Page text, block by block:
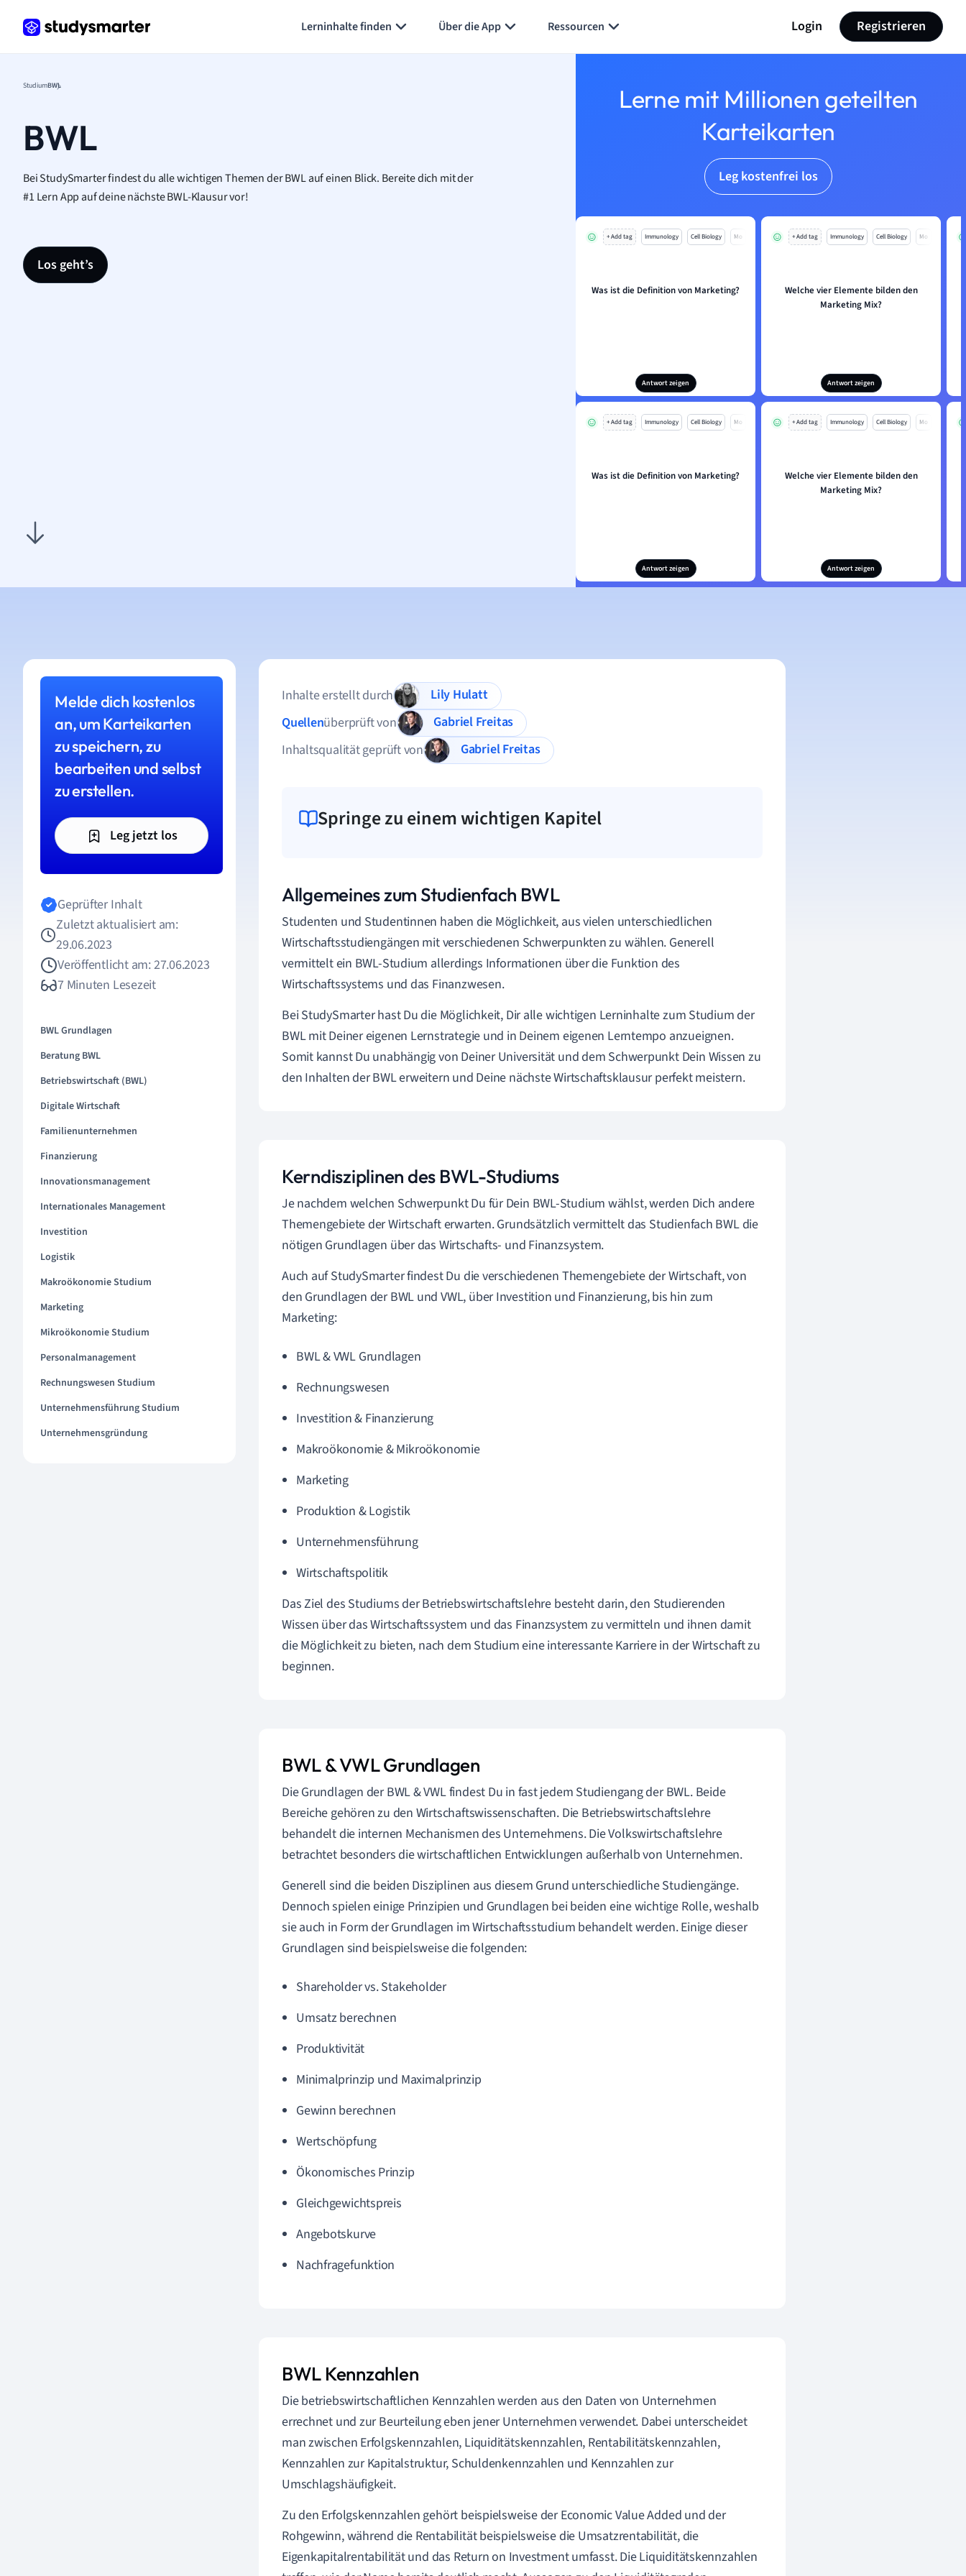
Lerninhalte finden Über die App Ressourcen Login Registrieren
StudiumBWL
BWL
Bei StudySmarter findest du alle wichtigen Themen der BWL auf einen Blick. Bereite dich mit der
#1 Lern App auf deine nächste BWL-Klausur vor!
Los geht’s
Lerne mit Millionen geteilten
Karteikarten
Leg kostenfrei los
+ Add tag Immunology Cell Biology Mo
Was ist die Definition von Marketing?
Antwort zeigen
+ Add tag Immunology Cell Biology Mo
Welche vier Elemente bilden den
Marketing Mix?
Antwort zeigen
+ Add tag Immunology Cell Biology Mo
Was ist die Definition von Marketing?
Antwort zeigen
+ Add tag Immunology Cell Biology Mo
Welche vier Elemente bilden den
Marketing Mix?
Antwort zeigen
Melde dich kostenlos
an, um Karteikarten
zu speichern, zu
bearbeiten und selbst
zu erstellen.
Leg jetzt los
Geprüfter Inhalt
Zuletzt aktualisiert am:
29.06.2023
Veröffentlicht am: 27.06.2023
7 Minuten Lesezeit
BWL Grundlagen
Beratung BWL
Betriebswirtschaft (BWL)
Digitale Wirtschaft
Familienunternehmen
Finanzierung
Innovationsmanagement
Internationales Management
Investition
Logistik
Makroökonomie Studium
Marketing
Mikroökonomie Studium
Personalmanagement
Rechnungswesen Studium
Unternehmensführung Studium
Unternehmensgründung
Inhalte erstellt durch
Lily Hulatt
Quellenüberprüft von
Gabriel Freitas
Inhaltsqualität geprüft von
Gabriel Freitas
Springe zu einem wichtigen Kapitel
Allgemeines zum Studienfach BWL
Studenten und Studentinnen haben die Möglichkeit, aus vielen unterschiedlichen
Wirtschaftsstudiengängen mit verschiedenen Schwerpunkten zu wählen. Generell
vermittelt ein BWL-Studium allerdings Informationen über die Funktion des
Wirtschaftssystems und das Finanzwesen.
Bei StudySmarter hast Du die Möglichkeit, Dir alle wichtigen Lerninhalte zum Studium der
BWL mit Deiner eigenen Lernstrategie und in Deinem eigenen Lerntempo anzueignen.
Somit kannst Du unabhängig von Deiner Universität und dem Schwerpunkt Dein Wissen zu
den Inhalten der BWL erweitern und Deine nächste Wirtschaftsklausur perfekt meistern.
Kerndisziplinen des BWL-Studiums
Je nachdem welchen Schwerpunkt Du für Dein BWL-Studium wählst, werden Dich andere
Themengebiete der Wirtschaft erwarten. Grundsätzlich vermittelt das Studienfach BWL die
nötigen Grundlagen über das Wirtschafts- und Finanzsystem.
Auch auf StudySmarter findest Du die verschiedenen Themengebiete der Wirtschaft, von
den Grundlagen der BWL und VWL, über Investition und Finanzierung, bis hin zum
Marketing:
BWL & VWL Grundlagen
Rechnungswesen
Investition & Finanzierung
Makroökonomie &Mikroökonomie
Marketing
Produktion & Logistik
Unternehmensführung
Wirtschaftspolitik
Das Ziel des Studiums der Betriebswirtschaftslehre besteht darin, den Studierenden
Wissen über das Wirtschaftssystem und das Finanzsystem zu vermitteln und ihnen damit
die Möglichkeit zu bieten, nach dem Studium eine interessante Karriere in der Wirtschaft zu
beginnen.
BWL & VWL Grundlagen
Die Grundlagen der BWL & VWL findest Du in fast jedem Studiengang der BWL. Beide
Bereiche gehören zu den Wirtschaftswissenschaften. Die Betriebswirtschaftslehre
behandelt die internen Mechanismen des Unternehmens. Die Volkswirtschaftslehre
betrachtet besonders die wirtschaftlichen Entwicklungen außerhalb von Unternehmen.
Generell sind die beiden Disziplinen aus diesem Grund unterschiedliche Studiengänge.
Dennoch spielen einige Prinzipien und Grundlagen bei beiden eine wichtige Rolle, weshalb
sie auch in Form der Grundlagen im Wirtschaftsstudium behandelt werden. Einige dieser
Grundlagen sind beispielsweise die folgenden:
Shareholder vs. Stakeholder
Umsatz berechnen
Produktivität
Minimalprinzip und Maximalprinzip
Gewinn berechnen
Wertschöpfung
Ökonomisches Prinzip
Gleichgewichtspreis
Angebotskurve
Nachfragefunktion
BWL Kennzahlen
Die betriebswirtschaftlichen Kennzahlen werden aus den Daten von Unternehmen
errechnet und zur Beurteilung eben jener Unternehmen verwendet. Dabei unterscheidet
man zwischen Erfolgskennzahlen, Liquiditätskennzahlen, Rentabilitätskennzahlen,
Kennzahlen zur Kapitalstruktur, Schuldenkennzahlen und Kennzahlen zur
Umschlagshäufigkeit.
Zu den Erfolgskennzahlen gehört beispielsweise der Economic Value Added und der
Rohgewinn, während die Rentabilität beispielsweise die Umsatzrentabilität, die
Eigenkapitalrentabilität und das Return on Investment umfasst. Die Liquiditätskennzahlen